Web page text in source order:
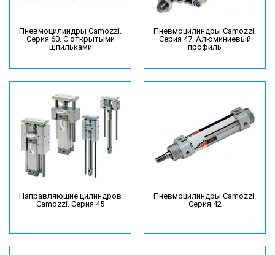
Пневмоцилиндры Camozzi.
Серия 60. С открытыми
шпильками
Пневмоцилиндры Camozzi.
Серия 47. Алюминиевый
профиль
Направляющие цилиндров
Camozzi. Серия 45
Пневмоцилиндры Camozzi.
Серия 42